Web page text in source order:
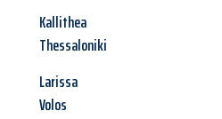
Kallithea
Thessaloniki
Larissa
Volos